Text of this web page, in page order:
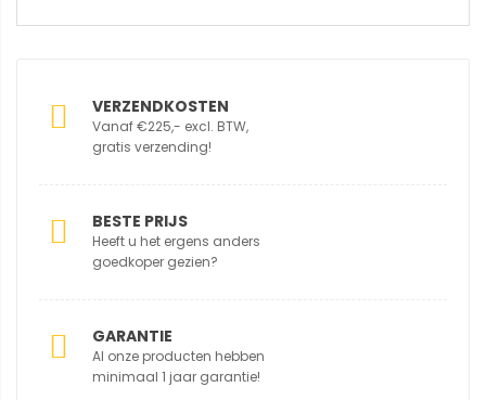
VERZENDKOSTEN
Vanaf €225,- excl. BTW,
gratis verzending!
BESTE PRIJS
Heeft u het ergens anders
goedkoper gezien?
GARANTIE
Al onze producten hebben
minimaal 1 jaar garantie!